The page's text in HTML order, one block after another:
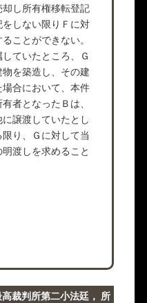
し所有権移転登記
しない限りＦに対
ことができない。
ていたところ、Ｇ
を築造し、その建
合において、本件
者となったＢは、
譲渡していたとし
り、Ｇに対して当
渡しを求めること
裁判所第二小法廷， 所